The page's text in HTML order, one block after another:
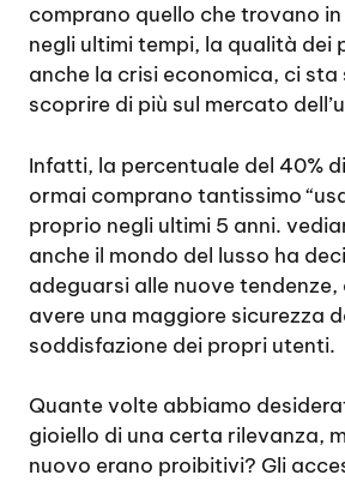
comprano quello che trovano
negli ultimi tempi, la qualità dei
anche la crisi economica, ci sta
scoprire di più sul mercato
Infatti, la percentuale del 40%
ormai comprano tantissimo
proprio negli ultimi 5 anni.
anche il mondo del lusso ha
adeguarsi alle nuove
avere una maggiore sicurezza
soddisfazione dei propri utenti.
Quante volte abbiamo
gioiello di una certa rilevanza,
nuovo erano proibitivi? Gli